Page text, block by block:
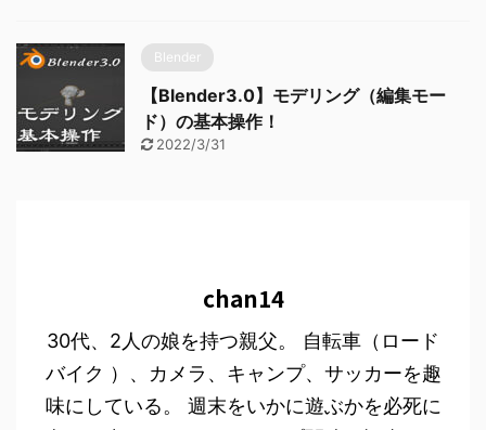
Blender
【Blender3.0】モデリング（編集モー
ド）の基本操作！
2022/3/31
chan14
30代、2人の娘を持つ親父。 自転車（ロード
バイク ）、カメラ、キャンプ、サッカーを趣
味にしている。 週末をいかに遊ぶかを必死に